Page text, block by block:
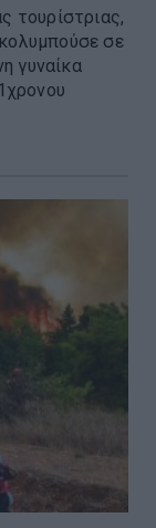
τουρίστριας,
σε
γυναίκα